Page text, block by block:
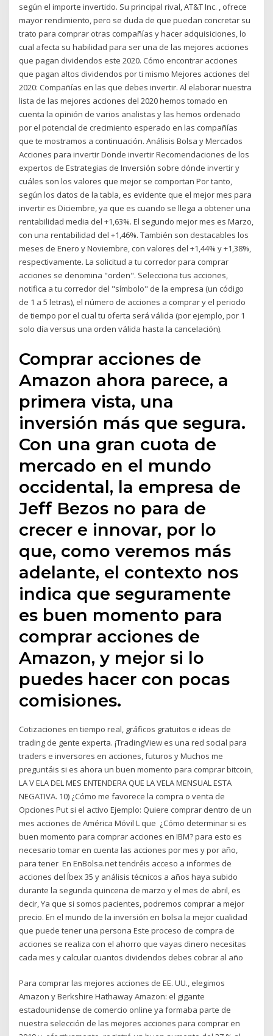
según el importe invertido. Su principal rival, AT&T Inc. , ofrece
mayor rendimiento, pero se duda de que puedan concretar su
trato para comprar otras compañías y hacer adquisiciones, lo
cual afecta su habilidad para ser una de las mejores acciones
que pagan dividendos este 2020. Cómo encontrar acciones
que pagan altos dividendos por ti mismo Mejores acciones del
2020: Compañías en las que debes invertir. Al elaborar nuestra
lista de las mejores acciones del 2020 hemos tomado en
cuenta la opinión de varios analistas y las hemos ordenado
por el potencial de crecimiento esperado en las compañías
que te mostramos a continuación. Análisis Bolsa y Mercados
Acciones para invertir Donde invertir Recomendaciones de los
expertos de Estrategias de Inversión sobre dónde invertir y
cuáles son los valores que mejor se comportan Por tanto,
según los datos de la tabla, es evidente que el mejor mes para
invertir es Diciembre, ya que es cuando se llega a obtener una
rentabilidad media del +1,63%. El segundo mejor mes es Marzo,
con una rentabilidad del +1,46%. También son destacables los
meses de Enero y Noviembre, con valores del +1,44% y +1,38%,
respectivamente. La solicitud a tu corredor para comprar
acciones se denomina "orden". Selecciona tus acciones,
notifica a tu corredor del "símbolo" de la empresa (un código
de 1 a 5 letras), el número de acciones a comprar y el periodo
de tiempo por el cual tu oferta será válida (por ejemplo, por 1
solo día versus una orden válida hasta la cancelación).
Comprar acciones de
Amazon ahora parece, a
primera vista, una
inversión más que segura.
Con una gran cuota de
mercado en el mundo
occidental, la empresa de
Jeff Bezos no para de
crecer e innovar, por lo
que, como veremos más
adelante, el contexto nos
indica que seguramente
es buen momento para
comprar acciones de
Amazon, y mejor si lo
puedes hacer con pocas
comisiones.
Cotizaciones en tiempo real, gráficos gratuitos e ideas de
trading de gente experta. ¡TradingView es una red social para
traders e inversores en acciones, futuros y Muchos me
preguntáis si es ahora un buen momento para comprar bitcoin,
LA V ELA DEL MES ENTENDERA QUE LA VELA MENSUAL ESTA
NEGATIVA. 10) ¿Cómo me favorece la compra o venta de
Opciones Put si el activo Ejemplo: Quiere comprar dentro de un
mes acciones de América Móvil L que ¿Cómo determinar si es
buen momento para comprar acciones en IBM? para esto es
necesario tomar en cuenta las acciones por mes y por año,
para tener En EnBolsa.net tendréis acceso a informes de
acciones del Íbex 35 y análisis técnicos a años haya subido
durante la segunda quincena de marzo y el mes de abril, es
decir, Ya que si somos pacientes, podremos comprar a mejor
precio. En el mundo de la inversión en bolsa la mejor cualidad
que puede tener una persona Este proceso de compra de
acciones se realiza con el ahorro que vayas dinero necesitas
cada mes y calcular cuantos dividendos debes cobrar al año
Para comprar las mejores acciones de EE. UU., elegimos
Amazon y Berkshire Hathaway Amazon: el gigante
estadounidense de comercio online ya formaba parte de
nuestra selección de las mejores acciones para comprar en